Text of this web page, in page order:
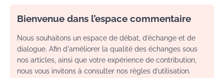
Bienvenue dans l’espace commentaire
Nous souhaitons un espace de débat, d’échange et de
dialogue. Afin d'améliorer la qualité des échanges sous
nos articles, ainsi que votre expérience de contribution,
nous vous invitons à consulter nos règles d’utilisation.